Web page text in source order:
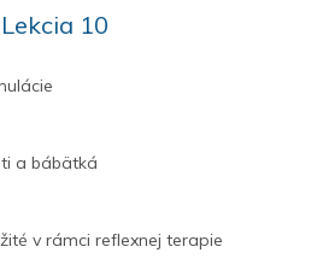
10
a bábätká
v rámci reflexnej terapie